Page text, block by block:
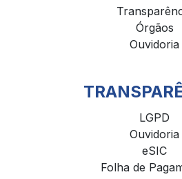
Órgãos
Ouvidoria
LGPD
Ouvidoria
eSIC
Folha de